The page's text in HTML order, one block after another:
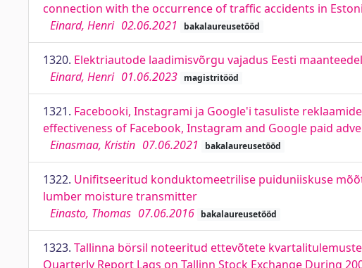
connection with the occurrence of traffic accidents in
Einard, Henri 02.06.2021 bakalaureusetööd
1320. Elektriautode laadimisvõrgu vajadus Eesti
Einard, Henri 01.06.2023 magistritööd
1321. Facebooki, Instagrami ja Google'i tasuliste
effectiveness of Facebook, Instagram and Google paid
Einasmaa, Kristin 07.06.2021 bakalaureusetööd
1322. Unifitseeritud konduktomeetrilise puiduniiskuse
lumber moisture transmitter
Einasto, Thomas 07.06.2016 bakalaureusetööd
1323. Tallinna börsil noteeritud ettevõtete
Quarterly Report Lags on Tallinn Stock Exchange During